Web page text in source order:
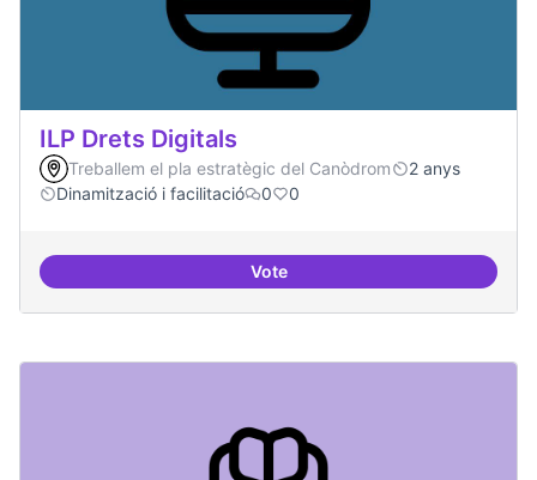
ILP Drets Digitals
Treballem el pla estratègic del Canòdrom
2 anys
Dinamització i facilitació
0 0
VoteILP Drets Digitals